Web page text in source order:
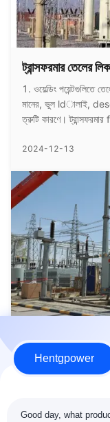
ট্রান্সফরমার তেলের
1. ওয়েল্ডিং পয়েন্টগুলিতে
মানের, ভুল ldালাই,
ত্রুটি কারণে।
2024-12-13
ইউরোপের বাইরে নতুন
তেল-নিষিক্ত বিতরণ
বেশ কয়েকটি উন্নতি প্রদান
Hentgpower
Good day, what